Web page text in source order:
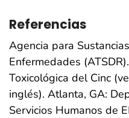
Referencias
Agencia para
Enfermedades
Toxicológica del Cinc
inglés). Atlanta, GA:
Servicios Humanos de